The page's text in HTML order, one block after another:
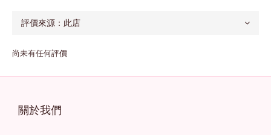
尚未有任何評價
關於我們